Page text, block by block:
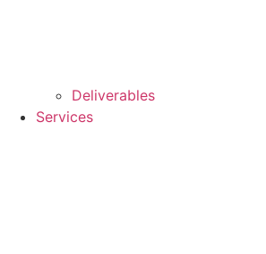
Deliverables
Services